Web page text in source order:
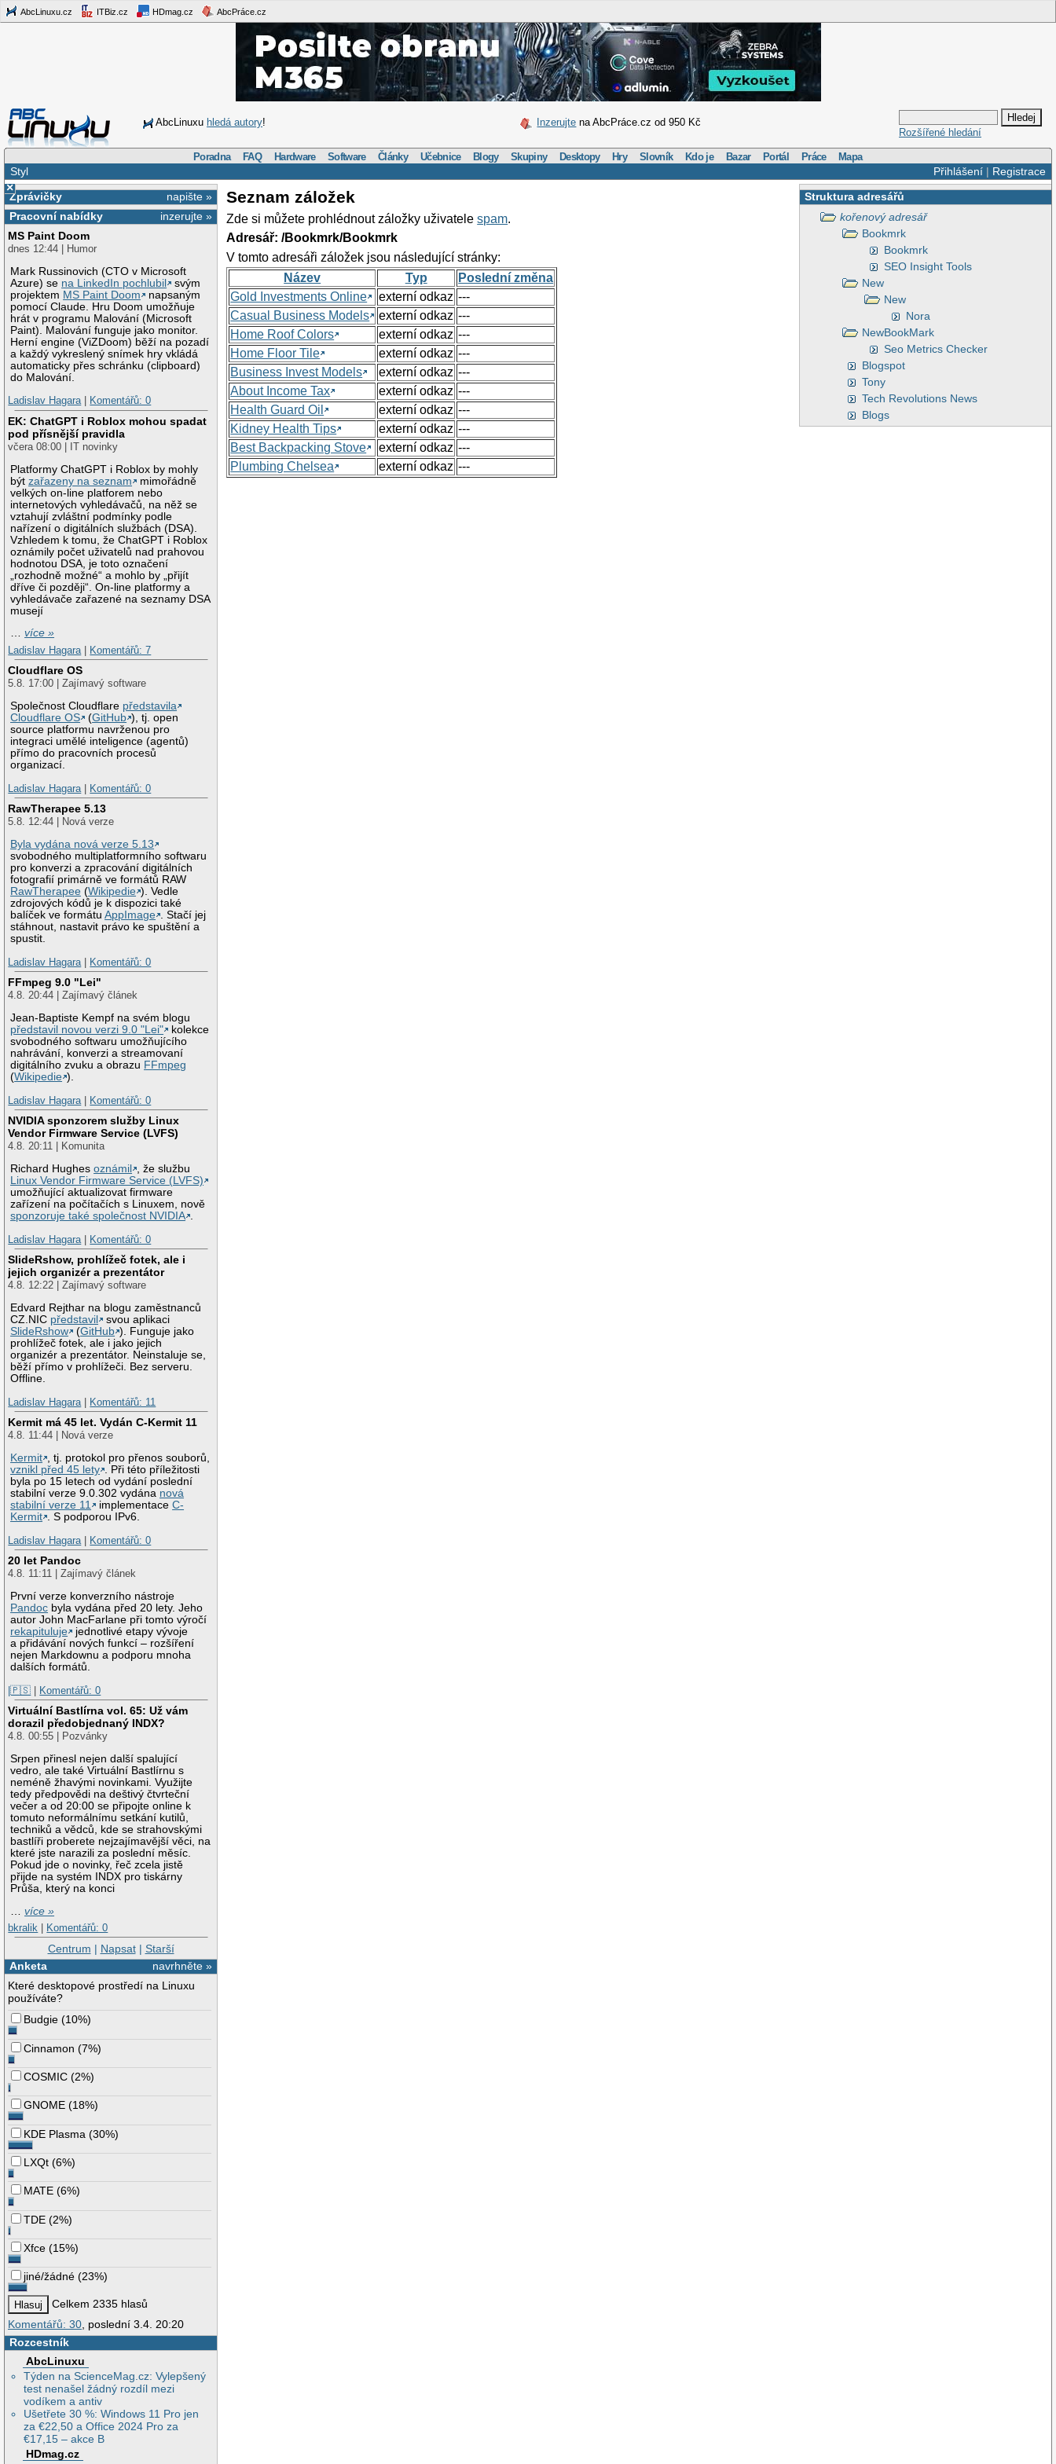
AbcLinuxu.cz ITBiz.cz HDmag.cz AbcPráce.cz
AbcLinuxu hledá autory! Inzerujte na AbcPráce.cz od 950 Kč
Rozšířené hledání
Poradna FAQ Hardware Software Články Učebnice Blogy Skupiny Desktopy Hry Slovník Kdo je Bazar Portál Práce Mapa
Přihlášení| Registrace
Styl
×
napište »
Zprávičky
inzerujte »
Pracovní nabídky
MS Paint Doom
dnes 12:44 | Humor
Mark Russinovich (CTO v Microsoft
Azure) se na LinkedIn pochlubil
svým
projektem MS Paint Doom
napsaným
pomocí Claude. Hru Doom umožňuje
hrát v programu Malování (Microsoft
Paint). Malování funguje jako monitor.
Herní engine (ViZDoom) běží na pozadí
a každý vykreslený snímek hry vkládá
automaticky přes schránku (clipboard)
do Malování.
Ladislav Hagara| Komentářů: 0
EK: ChatGPT i Roblox mohou spadat
pod přísnější pravidla
včera 08:00 | IT novinky
Platformy ChatGPT i Roblox by mohly
býtzařazeny na seznam
mimořádně
velkých on-line platforem nebo
internetových vyhledávačů, na něž se
vztahují zvláštní podmínky podle
nařízení o digitálních službách (DSA).
Vzhledem k tomu, že ChatGPT i Roblox
oznámily počet uživatelů nad prahovou
hodnotou DSA, je toto označení
„rozhodně možné“ a mohlo by „přijít
dříve či později“. On-line platformy a
vyhledávače zařazené na seznamy DSA
musejí
…více »
Ladislav Hagara
Komentářů: 7
Cloudflare OS
5.8. 17:00 | Zajímavý software
Společnost Cloudflare představila
Cloudflare OS
(GitHub ), tj. open
source platformu navrženou pro
integraci umělé inteligence (agentů)
přímo do pracovních procesů
organizací.
Ladislav Hagara
Komentářů: 0
RawTherapee 5.13
5.8. 12:44 | Nová verze
Byla vydána nová verze 5.13
svobodného multiplatformního softwaru
pro konverzi a zpracování digitálních
fotografií primárně ve formátů RAW
RawTherapee (Wikipedie ). Vedle
zdrojových kódů je k dispozici také
balíček ve formátuAppImage . Stačí jej
stáhnout, nastavit právo ke spuštění a
spustit.
Ladislav Hagara
Komentářů: 0
FFmpeg 9.0 "Lei"
4.8. 20:44 | Zajímavý článek
Jean-Baptiste Kempf na svém blogu
představil novou verzi 9.0 "Lei"
kolekce
svobodného softwaru umožňujícího
nahrávání, konverzi a streamovaní
digitálního zvuku a obrazu FFmpeg
(Wikipedie ).
Ladislav Hagara | Komentářů: 0
NVIDIA sponzorem služby Linux
Vendor Firmware Service (LVFS)
4.8. 20:11 | Komunita
Richard Hughesoznámil
, že službu
Linux Vendor Firmware Service (LVFS)
umožňující aktualizovat firmware
zařízení na počítačích s Linuxem, nově
sponzoruje také společnost NVIDIA .
Ladislav Hagara | Komentářů: 0
SlideRshow, prohlížeč fotek, ale i
jejich organizér a prezentátor
4.8. 12:22 | Zajímavý software
Edvard Rejthar na blogu zaměstnanců
CZ.NIC představil
svou aplikaci
SlideRshow
(GitHub ). Funguje jako
prohlížeč fotek, ale i jako jejich
organizér a prezentátor. Neinstaluje se,
běží přímo v prohlížeči. Bez serveru.
Offline.
Ladislav Hagara | Komentářů: 11
Kermit má 45 let. Vydán C-Kermit 11
4.8. 11:44 | Nová verze
Kermit
, tj. protokol pro přenos souborů,
vznikl před 45 lety
. Při této příležitosti
byla po 15 letech od vydání poslední
stabilní verze 9.0.302 vydána nová
stabilní verze 11
implementaceC-
Kermit
. S podporou IPv6.
Ladislav Hagara | Komentářů: 0
20 let Pandoc
4.8. 11:11 | Zajímavý článek
První verze konverzního nástroje
Pandoc byla vydána před 20 lety. Jeho
autor John MacFarlane při tomto výročí
rekapituluje
jednotlivé etapy vývoje
a přidávání nových funkcí – rozšíření
nejen Markdownu a podporu mnoha
dalších formátů.
|🇵🇸 | Komentářů: 0
Virtuální Bastlírna vol. 65: Už vám
dorazil předobjednaný INDX?
4.8. 00:55 | Pozvánky
Srpen přinesl nejen další spalující
vedro, ale také Virtuální Bastlírnu s
neméně žhavými novinkami. Využijte
tedy předpovědi na deštivý čtvrteční
večer a od 20:00 se připojte online k
tomuto neformálnímu setkání kutilů,
techniků a vědců, kde se strahovskými
bastlíři proberete nejzajímavější věci, na
které jste narazili za poslední měsíc.
Pokud jde o novinky, řeč zcela jistě
přijde na systém INDX pro tiskárny
Průša, který na konci
…více »
bkralik
Komentářů: 0
Centrum | Napsat| Starší
navrhněte »
Anketa
Které desktopové prostředí na Linuxu
používáte?
Budgie (10%)
Cinnamon (7%)
COSMIC (2%)
GNOME (18%)
KDE Plasma (30%)
LXQt (6%)
MATE (6%)
TDE (2%)
Xfce (15%)
jiné/žádné (23%)
Celkem 2335 hlasů
Komentářů: 30 , poslední 3.4. 20:20
Rozcestník
AbcLinuxu
Týden na ScienceMag.cz: Vylepšený
test nenašel žádný rozdíl mezi
vodíkem a antiv
Ušetřete 30 %: Windows 11 Pro jen
za €22,50 a Office 2024 Pro za
€17,15 – akce B
HDmag.cz
Struktura adresářů
kořenový adresář
Bookmrk
Bookmrk
SEO Insight Tools
New
New
Nora
NewBookMark
Seo Metrics Checker
Blogspot
Tony
Tech Revolutions News
Blogs
Seznam záložek
Zde si můžete prohlédnout záložky uživatelespam.
Adresář: /Bookmrk/Bookmrk
V tomto adresáři záložek jsou následující stránky:
Název
Typ
Poslední změna
Gold Investments Online
externí odkaz ---
Casual Business Models
externí odkaz ---
Home Roof Colors
externí odkaz ---
Home Floor Tile
externí odkaz ---
Business Invest Models
externí odkaz ---
About Income Tax
externí odkaz ---
Health Guard Oil
externí odkaz ---
Kidney Health Tips
externí odkaz ---
Best Backpacking Stove
externí odkaz ---
Plumbing Chelsea
externí odkaz ---